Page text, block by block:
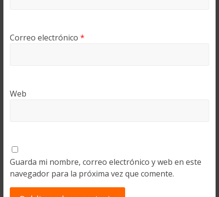
Correo electrónico *
Web
Guarda mi nombre, correo electrónico y web en este
navegador para la próxima vez que comente.